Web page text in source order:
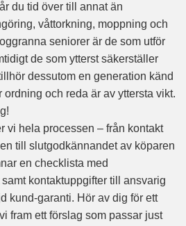
du tid över till annat än
våttorkning, moppning och
seniorer är de som utför
de som ytterst säkerställer
dessutom en generation känd
och reda är av yttersta vikt.
vi hela processen – från kontakt
till slutgodkännandet av köparen
en checklista med
kontaktuppgifter till ansvarig
kund-garanti. Hör av dig för ett
fram ett förslag som passar just